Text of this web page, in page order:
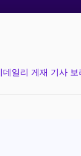
데일리 게재 기사